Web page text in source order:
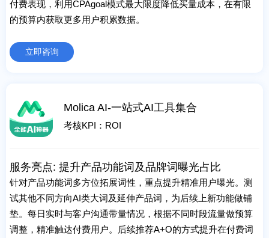
付费表现，利用CPAgoal模式最大限度降低买量成本，在有限
的预算内获取更多用户积累数据。
立即咨询
Molica AI-一站式AI工具集合
考核KPI：ROI
服务亮点: 提升产品功能词及品牌词曝光占比
针对产品功能词多方位拓展词性，重点提升精准用户曝光。测
试其他不同方向AI类大词及延伸产品词，为后续上新功能做铺
垫。每日实时与客户沟通带量情况，根据不同时段流量做预算
调整，精准触达付费用户。后续推荐A+O的方式提升在付费词